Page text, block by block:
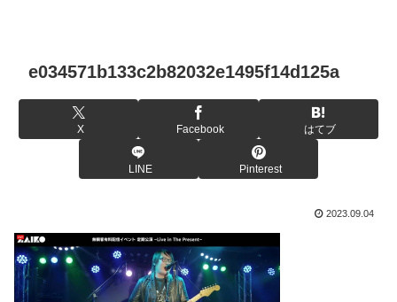
e034571b133c2b82032e1495f14d125a
X Facebook はてブ
LINE Pinterest
2023.09.04